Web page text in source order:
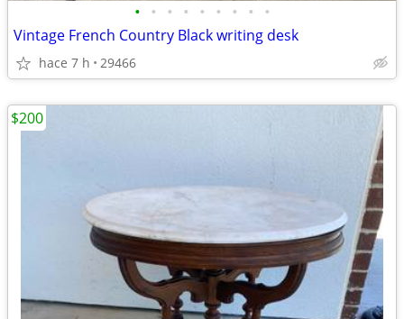
• • • • • • • • •
Vintage French Country Black writing desk
hace 7 h 29466
$200